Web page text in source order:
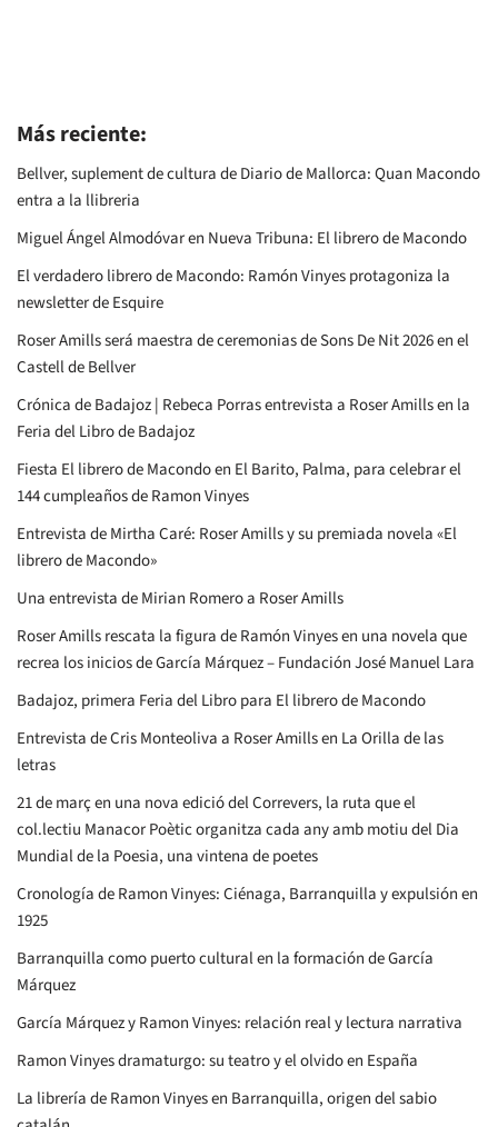
Más reciente:
Bellver, suplement de cultura de Diario de Mallorca: Quan Macondo
entra a la llibreria
Miguel Ángel Almodóvar en Nueva Tribuna: El librero de Macondo
El verdadero librero de Macondo: Ramón Vinyes protagoniza la
newsletter de Esquire
Roser Amills será maestra de ceremonias de Sons De Nit 2026 en el
Castell de Bellver
Crónica de Badajoz | Rebeca Porras entrevista a Roser Amills en la
Feria del Libro de Badajoz
Fiesta El librero de Macondo en El Barito, Palma, para celebrar el
144 cumpleaños de Ramon Vinyes
Entrevista de Mirtha Caré: Roser Amills y su premiada novela «El
librero de Macondo»
Una entrevista de Mirian Romero a Roser Amills
Roser Amills rescata la figura de Ramón Vinyes en una novela que
recrea los inicios de García Márquez – Fundación José Manuel Lara
Badajoz, primera Feria del Libro para El librero de Macondo
Entrevista de Cris Monteoliva a Roser Amills en La Orilla de las
letras
21 de març en una nova edició del Correvers, la ruta que el
col.lectiu Manacor Poètic organitza cada any amb motiu del Dia
Mundial de la Poesia, una vintena de poetes
Cronología de Ramon Vinyes: Ciénaga, Barranquilla y expulsión en
1925
Barranquilla como puerto cultural en la formación de García
Márquez
García Márquez y Ramon Vinyes: relación real y lectura narrativa
Ramon Vinyes dramaturgo: su teatro y el olvido en España
La librería de Ramon Vinyes en Barranquilla, origen del sabio